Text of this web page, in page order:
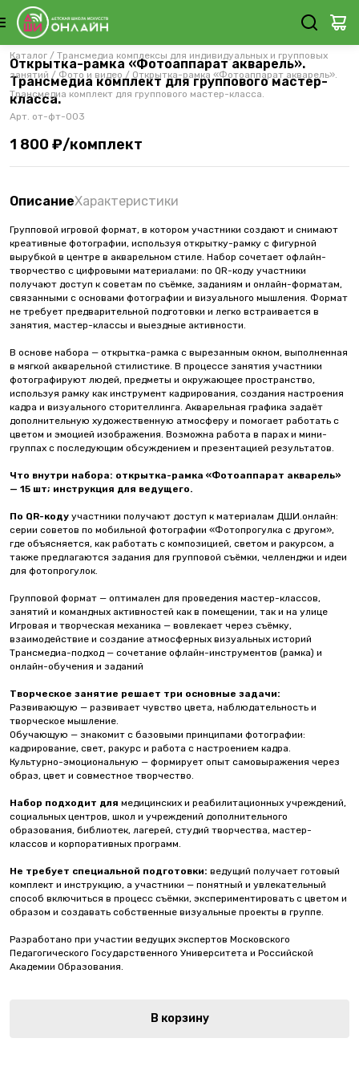
Каталог / Трансмедиа комплексы для индивидуальных и групповых
занятий / Фото и видео / Открытка-рамка «Фотоаппарат акварель».
Трансмедиа комплект для группового мастер-класса.
Открытка-рамка «Фотоаппарат акварель».
Трансмедиа комплект для группового мастер-
класса.
Арт. от-фт-003
1 800 ₽/комплект
ОписаниеХарактеристики
Групповой игровой формат, в котором участники создают и снимают
креативные фотографии, используя открытку-рамку с фигурной
вырубкой в центре в акварельном стиле. Набор сочетает офлайн-
творчество с цифровыми материалами: по QR-коду участники
получают доступ к советам по съёмке, заданиям и онлайн-форматам,
связанными с основами фотографии и визуального мышления. Формат
не требует предварительной подготовки и легко встраивается в
занятия, мастер-классы и выездные активности.
В основе набора — открытка-рамка с вырезанным окном, выполненная
в мягкой акварельной стилистике. В процессе занятия участники
фотографируют людей, предметы и окружающее пространство,
используя рамку как инструмент кадрирования, создания настроения
кадра и визуального сторителлинга. Акварельная графика задаёт
дополнительную художественную атмосферу и помогает работать с
цветом и эмоцией изображения. Возможна работа в парах и мини-
группах с последующим обсуждением и презентацией результатов.
Что внутри набора: открытка-рамка «Фотоаппарат акварель»
— 15 шт; инструкция для ведущего.
По QR-коду участники получают доступ к материалам ДШИ.онлайн:
серии советов по мобильной фотографии «Фотопрогулка с другом»,
где объясняется, как работать с композицией, светом и ракурсом, а
также предлагаются задания для групповой съёмки, челленджи и идеи
для фотопрогулок.
Групповой формат — оптимален для проведения мастер-классов,
занятий и командных активностей как в помещении, так и на улице
Игровая и творческая механика — вовлекает через съёмку,
взаимодействие и создание атмосферных визуальных историй
Трансмедиа-подход — сочетание офлайн-инструментов (рамка) и
онлайн-обучения и заданий
Творческое занятие решает три основные задачи:
Развивающую — развивает чувство цвета, наблюдательность и
творческое мышление.
Обучающую — знакомит с базовыми принципами фотографии:
кадрирование, свет, ракурс и работа с настроением кадра.
Культурно-эмоциональную — формирует опыт самовыражения через
образ, цвет и совместное творчество.
Набор подходит для медицинских и реабилитационных учреждений,
социальных центров, школ и учреждений дополнительного
образования, библиотек, лагерей, студий творчества, мастер-
классов и корпоративных программ.
Не требует специальной подготовки: ведущий получает готовый
комплект и инструкцию, а участники — понятный и увлекательный
способ включиться в процесс съёмки, экспериментировать с цветом и
образом и создавать собственные визуальные проекты в группе.
Разработано при участии ведущих экспертов Московского
Педагогического Государственного Университета и Российской
Академии Образования.
В корзину